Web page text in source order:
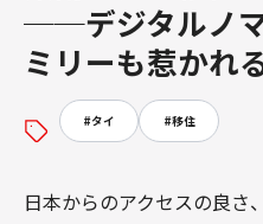
──デジタルノ
ミリーも惹かれ
#タイ #移住
日本からのアクセスの良さ